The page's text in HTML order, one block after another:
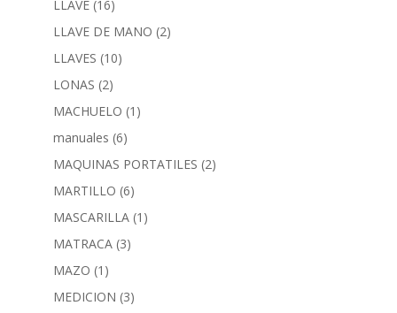
LLAVE (16)
LLAVE DE MANO (2)
LLAVES (10)
LONAS (2)
MACHUELO (1)
manuales (6)
MAQUINAS PORTATILES (2)
MARTILLO (6)
MASCARILLA (1)
MATRACA (3)
MAZO (1)
MEDICION (3)